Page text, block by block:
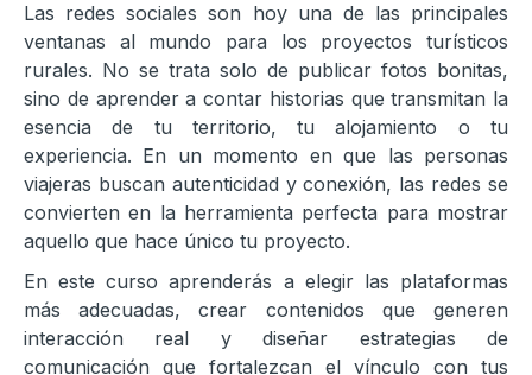
Las redes sociales son hoy una de las principales
ventanas al mundo para los proyectos turísticos
rurales. No se trata solo de publicar fotos bonitas,
sino de aprender a contar historias que transmitan la
esencia de tu territorio, tu alojamiento o tu
experiencia. En un momento en que las personas
viajeras buscan autenticidad y conexión, las redes se
convierten en la herramienta perfecta para mostrar
aquello que hace único tu proyecto.
En este curso aprenderás a elegir las plataformas
más adecuadas, crear contenidos que generen
interacción real y diseñar estrategias de
comunicación que fortalezcan el vínculo con tus